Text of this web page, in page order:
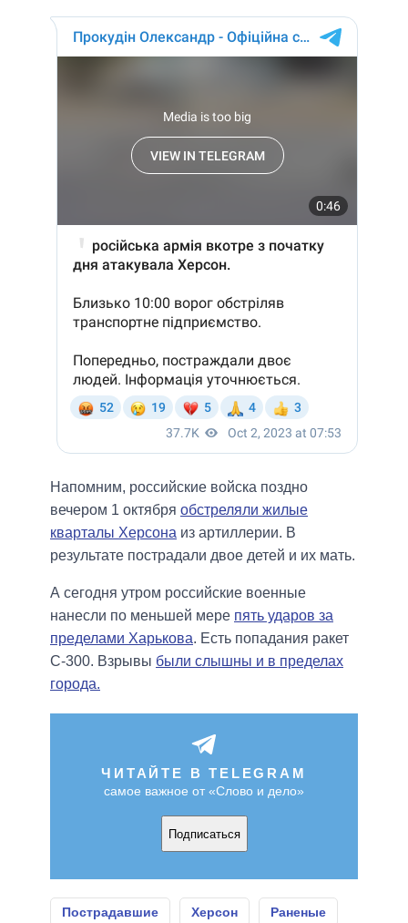
Напомним, российские войска поздно
вечером 1 октября обстреляли жилые
кварталы Херсона из артиллерии. В
результате пострадали двое детей и их мать.
А сегодня утром российские военные
нанесли по меньшей мере пять ударов за
пределами Харькова. Есть попадания ракет
С-300. Взрывы были слышны и в пределах
города.
ЧИТАЙТЕ В TELEGRAM
самое важное от «Слово и дело»
Подписаться
Пострадавшие Херсон Раненые